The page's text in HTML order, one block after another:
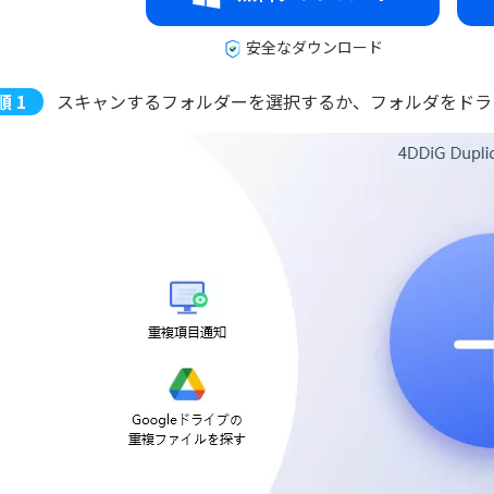
安全なダウンロード
スキャンするフォルダーを選択するか、フォルダをド